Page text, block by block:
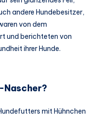
andere Hundebesitzer,
von dem
und berichteten von
ihrer Hunde.
Nascher?
mit Hühnchen